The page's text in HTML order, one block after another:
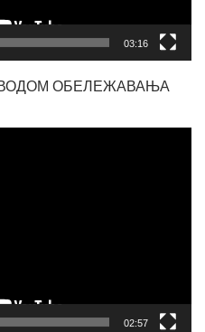
03:16
ОБЕЛЕЖАВАЊА
02:57